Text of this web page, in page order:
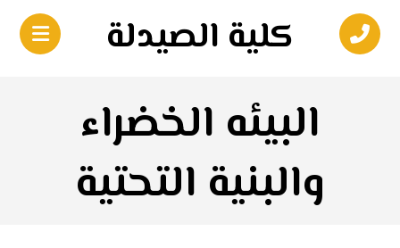
كلية الصيدلة
البيئه الخضراء
والبنية التحتية